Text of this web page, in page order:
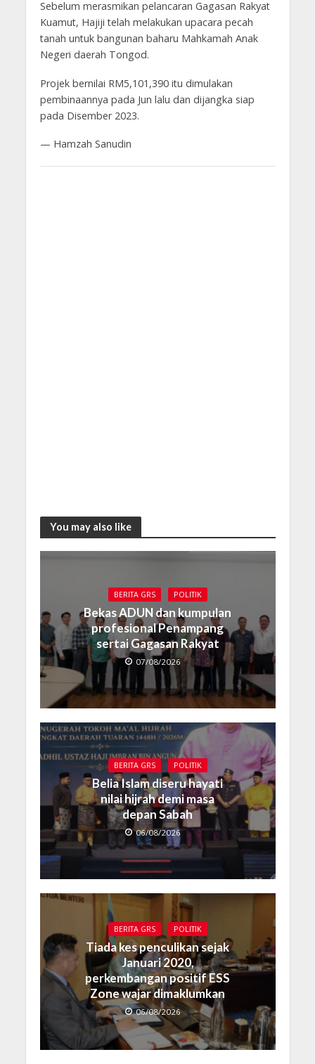
Sebelum merasmikan pelancaran Gagasan Rakyat
Kuamut, Hajiji telah melakukan upacara pecah
tanah untuk bangunan baharu Mahkamah Anak
Negeri daerah Tongod.
Projek bernilai RM5,101,390 itu dimulakan
pembinaannya pada Jun lalu dan dijangka siap
pada Disember 2023.
— Hamzah Sanudin
You may also like
BERITA GRS POLITIK
Bekas ADUN dan kumpulan
profesional Penampang
sertai Gagasan Rakyat
07/08/2026
BERITA GRS POLITIK
Belia Islam diseru hayati
nilai hijrah demi masa
depan Sabah
06/08/2026
BERITA GRS POLITIK
Tiada kes penculikan sejak
Januari 2020,
perkembangan positif ESS
Zone wajar dimaklumkan
06/08/2026